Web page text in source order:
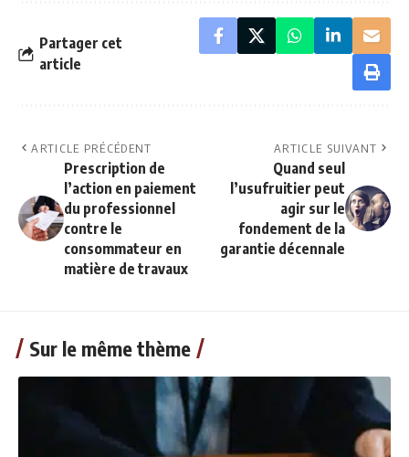
Partager cet
article
ARTICLE PRÉCÉDENT
Prescription de
l’action en paiement
du professionnel
contre le
consommateur en
matière de travaux
ARTICLE SUIVANT
Quand seul
l’usufruitier peut
agir sur le
fondement de la
garantie décennale
Sur le même thème